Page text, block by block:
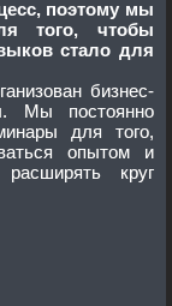
поэтому мы
стало для
бизнес-
опытом и
круг